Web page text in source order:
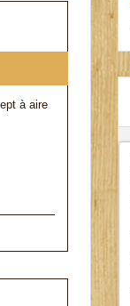
à aire
et agréables.
de nous avoir fait
avoir même offert